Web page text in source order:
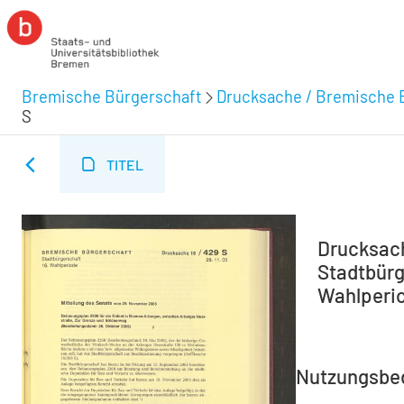
Bremische Bürgerschaft
Drucksache /
S
TITEL